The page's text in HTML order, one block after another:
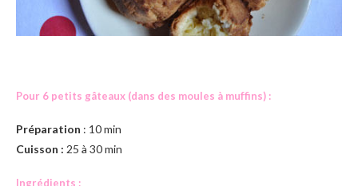
Pour 6 petits gâteaux (dans des moules à muffins) :
Préparation : 10 min
Cuisson : 25 à 30 min
Ingrédients :